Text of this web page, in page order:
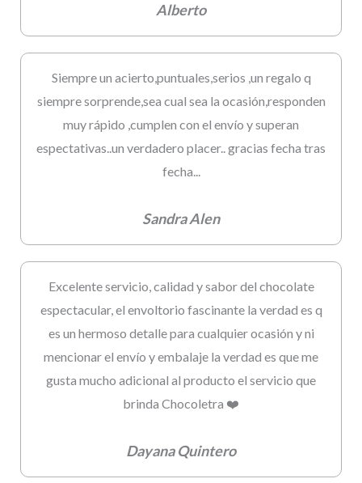
Alberto
Siempre un acierto,puntuales,serios ,un regalo q
siempre sorprende,sea cual sea la ocasión,responden
muy rápido ,cumplen con el envío y superan
espectativas..un verdadero placer.. gracias fecha tras
fecha...
Sandra Alen
Excelente servicio, calidad y sabor del chocolate
espectacular, el envoltorio fascinante la verdad es q
es un hermoso detalle para cualquier ocasión y ni
mencionar el envío y embalaje la verdad es que me
gusta mucho adicional al producto el servicio que
brinda Chocoletra ❤️
Dayana Quintero